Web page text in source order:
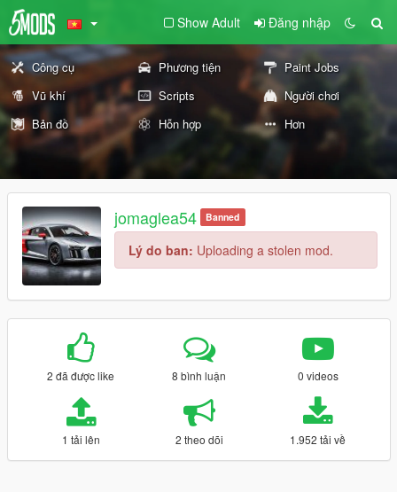
Show Adult Đăng nhập
Công cụ Phương tiện
Paint Jobs
Vũ khí
Scripts
Người chơi
Bản đồ
Hỗn hợp Hơn
jomaglea54 Banned
Lý do ban: Uploading a stolen mod.
2 đã được like 8 bình luận 0 videos
1 tải lên 2 theo dõi 1.952 tải về